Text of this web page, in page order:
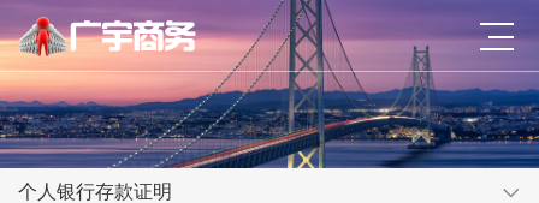
个人银行存款证明